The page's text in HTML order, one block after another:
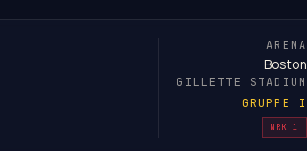
ARENA
Boston
GILLETTE STADIUM
GRUPPE I
NRK 1